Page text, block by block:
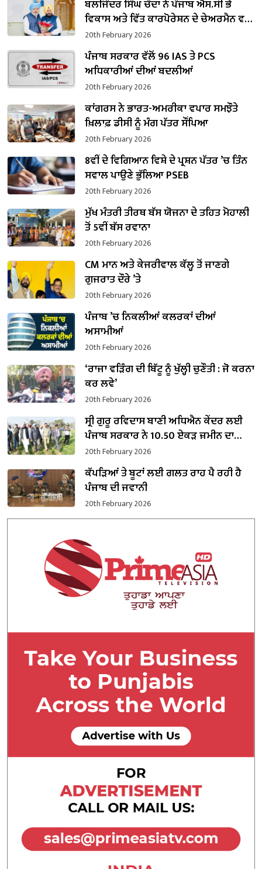
ਬਲਜਿੰਦਰ ਸਿੰਘ ਚੌਂਦਾ ਨੇ ਪੰਜਾਬ ਐਸ.ਸੀ ਭੋਂ
ਵਿਕਾਸ ਅਤੇ ਵਿੱਤ ਕਾਰਪੋਰੇਸ਼ਨ ਦੇ ਚੇਅਰਮੈਨ ਵਜੋਂ
ਸੰਭਾਲਿਆ ਕਾਰਜਭਾਰ
20th February 2026
ਪੰਜਾਬ ਸਰਕਾਰ ਵੱਲੋਂ 96 IAS ਤੇ PCS
ਅਧਿਕਾਰੀਆਂ ਦੀਆਂ ਬਦਲੀਆਂ
20th February 2026
ਕਾਂਗਰਸ ਨੇ ਭਾਰਤ-ਅਮਰੀਕਾ ਵਪਾਰ ਸਮਝੌਤੇ
ਖ਼ਿਲਾਫ਼ ਡੀਸੀ ਨੂੰ ਮੰਗ ਪੱਤਰ ਸੌਂਪਿਆ
20th February 2026
8ਵੀਂ ਦੇ ਵਿਗਿਆਨ ਵਿਸ਼ੇ ਦੇ ਪ੍ਰਸ਼ਨ ਪੱਤਰ ’ਚ ਤਿੰਨ
ਸਵਾਲ ਪਾਉਣੇ ਭੁੱਲਿਆ PSEB
20th February 2026
ਮੁੱਖ ਮੰਤਰੀ ਤੀਰਥ ਬੱਸ ਯੋਜਨਾ ਦੇ ਤਹਿਤ ਮੋਹਾਲੀ
ਤੋਂ 5ਵੀਂ ਬੱਸ ਰਵਾਨਾ
20th February 2026
CM ਮਾਨ ਅਤੇ ਕੇਜਰੀਵਾਲ ਕੱਲ੍ਹ ਤੋਂ ਜਾਣਗੇ
ਗੁਜਰਾਤ ਦੌਰੇ ’ਤੇ
20th February 2026
ਪੰਜਾਬ ’ਚ ਨਿਕਲੀਆਂ ਕਲਰਕਾਂ ਦੀਆਂ
ਅਸਾਮੀਆਂ
20th February 2026
‘ਰਾਜਾ ਵੜਿੰਗ ਦੀ ਬਿੱਟੂ ਨੂੰ ਖੁੱਲ੍ਹੀ ਚੁਣੌਤੀ : ਜੋ ਕਰਨਾ
ਕਰ ਲਵੇ’
20th February 2026
ਸ੍ਰੀ ਗੁਰੂ ਰਵਿਦਾਸ ਬਾਣੀ ਅਧਿਐਨ ਕੇਂਦਰ ਲਈ
ਪੰਜਾਬ ਸਰਕਾਰ ਨੇ 10.50 ਏਕੜ ਜ਼ਮੀਨ ਦਾ
ਕਬਜ਼ਾ ਲਿਆ
20th February 2026
ਕੱਪੜਿਆਂ ਤੇ ਬੂਟਾਂ ਲਈ ਗਲਤ ਰਾਹ ਪੈ ਰਹੀ ਹੈ
ਪੰਜਾਬ ਦੀ ਜਵਾਨੀ
20th February 2026